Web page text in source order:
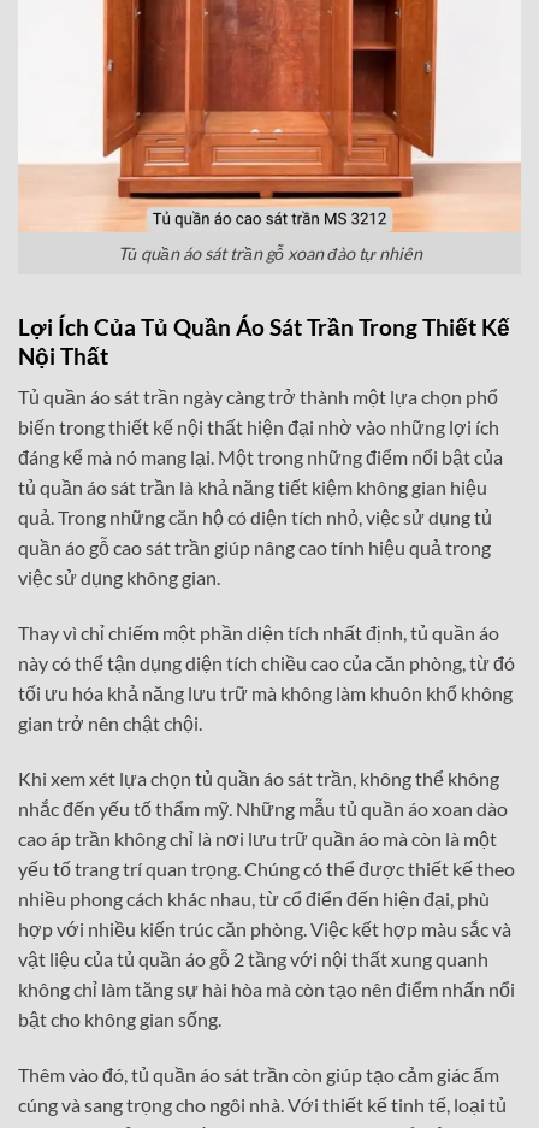
Tủ quần áo sát trần gỗ xoan đào tự nhiên
Lợi Ích Của Tủ Quần Áo Sát Trần Trong Thiết Kế
Nội Thất
Tủ quần áo sát trần ngày càng trở thành một lựa chọn phổ
biến trong thiết kế nội thất hiện đại nhờ vào những lợi ích
đáng kể mà nó mang lại. Một trong những điểm nổi bật của
tủ quần áo sát trần là khả năng tiết kiệm không gian hiệu
quả. Trong những căn hộ có diện tích nhỏ, việc sử dụng tủ
quần áo gỗ cao sát trần giúp nâng cao tính hiệu quả trong
việc sử dụng không gian.
Thay vì chỉ chiếm một phần diện tích nhất định, tủ quần áo
này có thể tận dụng diện tích chiều cao của căn phòng, từ đó
tối ưu hóa khả năng lưu trữ mà không làm khuôn khổ không
gian trở nên chật chội.
Khi xem xét lựa chọn tủ quần áo sát trần, không thể không
nhắc đến yếu tố thẩm mỹ. Những mẫu tủ quần áo xoan dào
cao áp trần không chỉ là nơi lưu trữ quần áo mà còn là một
yếu tố trang trí quan trọng. Chúng có thể được thiết kế theo
nhiều phong cách khác nhau, từ cổ điển đến hiện đại, phù
hợp với nhiều kiến trúc căn phòng. Việc kết hợp màu sắc và
vật liệu của tủ quần áo gỗ 2 tầng với nội thất xung quanh
không chỉ làm tăng sự hài hòa mà còn tạo nên điểm nhấn nổi
bật cho không gian sống.
Thêm vào đó, tủ quần áo sát trần còn giúp tạo cảm giác ấm
cúng và sang trọng cho ngôi nhà. Với thiết kế tinh tế, loại tủ